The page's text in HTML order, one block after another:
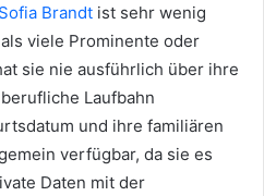
Sofia Brandt ist sehr wenig
viele Prominente oder
sie nie ausführlich über ihre
Laufbahn
und ihre familiären
verfügbar, da sie es
Daten mit der